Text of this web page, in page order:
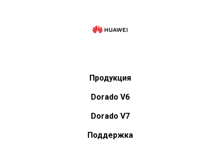
Продукция
Dorado V6
Dorado V7
Поддержка